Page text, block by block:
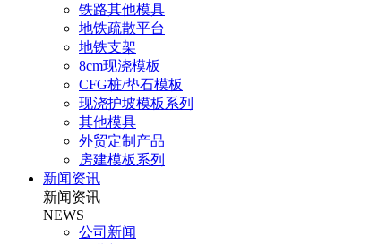
铁路其他模具
地铁疏散平台
地铁支架
8cm现浇模板
CFG桩/垫石模板
现浇护坡模板系列
其他模具
外贸定制产品
房建模板系列
新闻资讯
新闻资讯
NEWS
公司新闻